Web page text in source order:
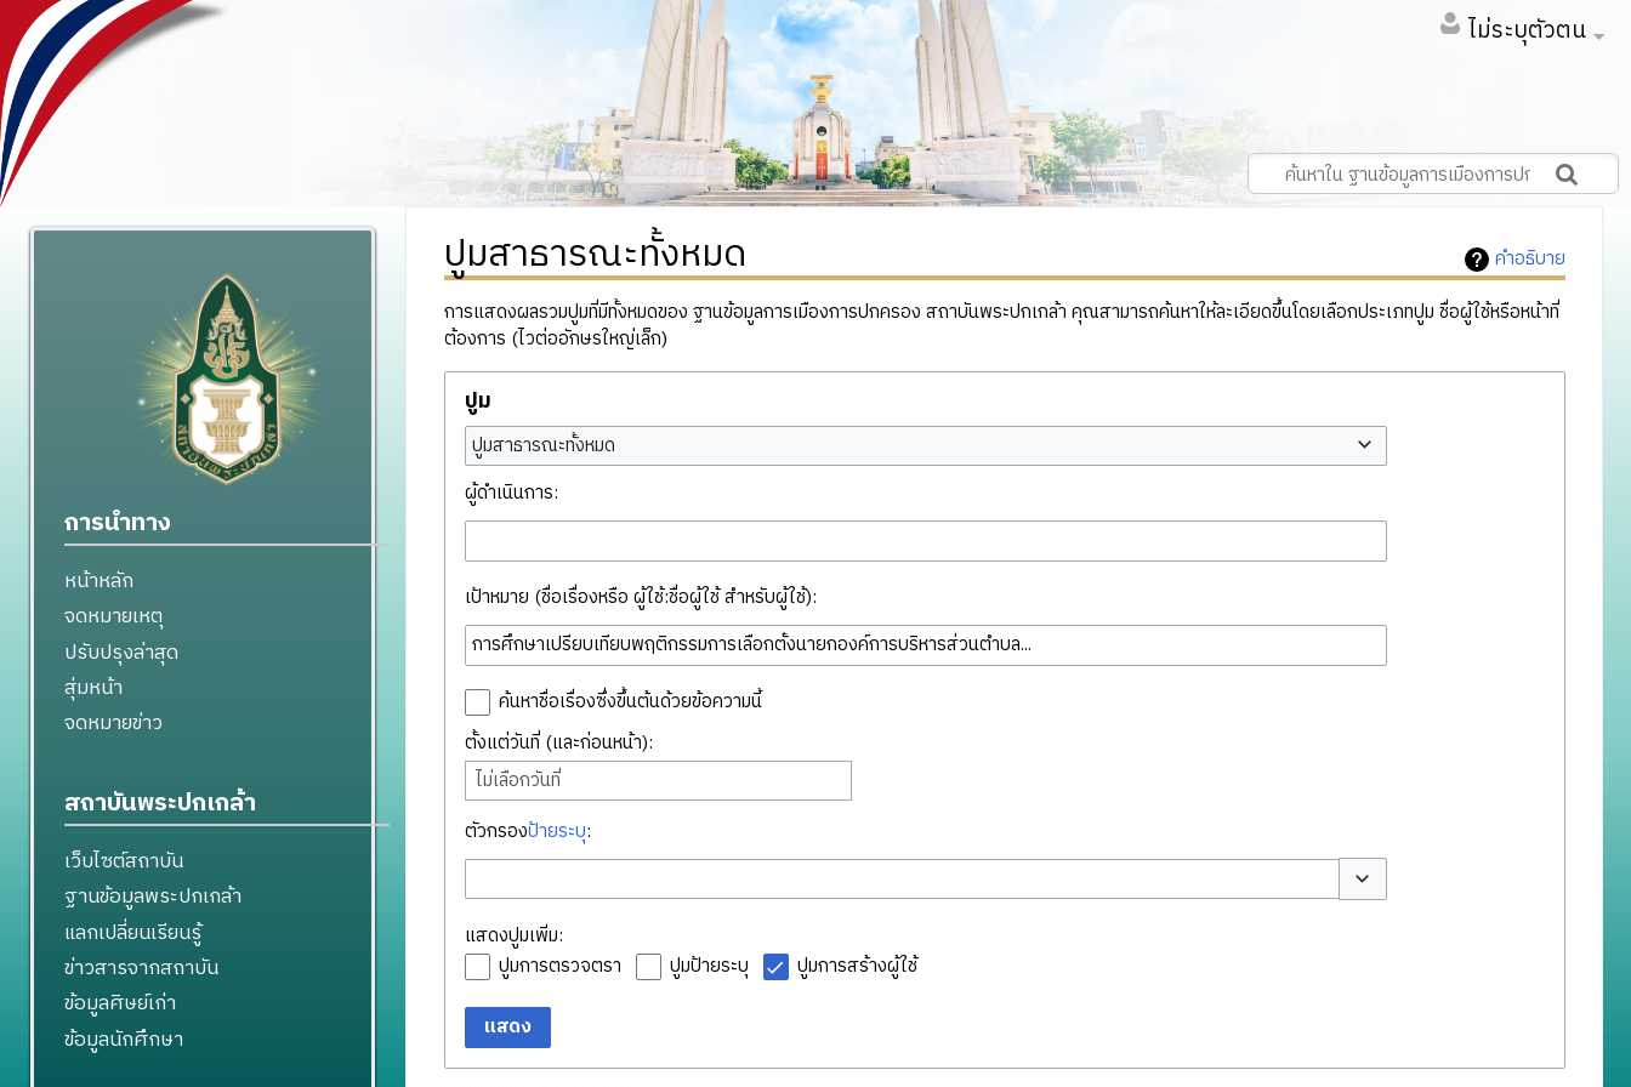
ไม่ระบุตัวตน
คำอธิบาย
ปูมสาธารณะทั้งหมด
การแสดงผลรวมปูมที่มีทั้งหมดของ ฐานข้อมูลการเมืองการปกครอง สถาบันพระปกเกล้า คุณสามารถค้นหาให้ละเอียดขึ้นโดยเลือกประเภทปูม ชื่อผู้ใช้หรือหน้าที่
ต้องการ (ไวต่ออักษรใหญ่เล็ก)
ปูม
ปูมสาธารณะทั้งหมด
ผู้ดำเนินการ:
เป้าหมาย (ชื่อเรื่องหรือ ผู้ใช้:ชื่อผู้ใช้ สำหรับผู้ใช้):
ค้นหาชื่อเรื่องซึ่งขึ้นต้นด้วยข้อความนี้
ตั้งแต่วันที่ (และก่อนหน้า):
ไม่เลือกวันที่
ตัวกรองป้ายระบุ:
สลับตัวเลือก
แสดงปูมเพิ่ม:
ปูมการตรวจตรา
ปูมป้ายระบุ ปูมการสร้างผู้ใช้
แสดง
การนำทาง
หน้าหลัก
จดหมายเหตุ
ปรับปรุงล่าสุด
สุ่มหน้า
จดหมายข่าว
สถาบันพระปกเกล้า
เว็บไซต์สถาบัน
ฐานข้อมูลพระปกเกล้า
แลกเปลี่ยนเรียนรู้
ข่าวสารจากสถาบัน
ข้อมูลศิษย์เก่า
ข้อมูลนักศึกษา